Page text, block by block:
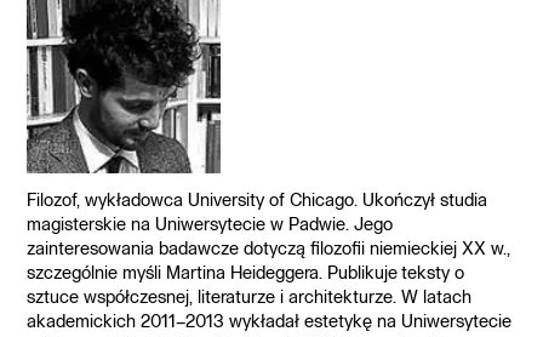
Filozof, wykładowca University of Chicago. Ukończył studia
magisterskie na Uniwersytecie w Padwie. Jego
zainteresowania badawcze dotyczą filozofii niemieckiej XX w.,
szczególnie myśli Martina Heideggera. Publikuje teksty o
sztuce współczesnej, literaturze i architekturze. W latach
akademickich 2011–2013 wykładał estetykę na Uniwersytecie